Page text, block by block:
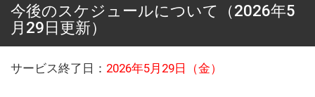
今後のスケジュールについて（2026年5
月29日更新）
サービス終了日： 2026年5月29日（金）